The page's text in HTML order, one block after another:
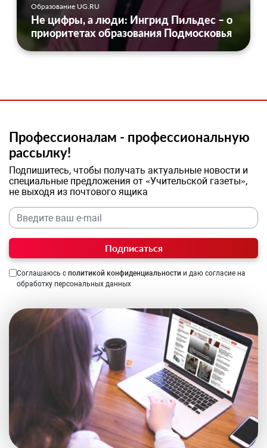
Образование UG.RU
Не цифры, а люди: Ингрид Пильдес – о
приоритетах образования Подмосковья
Профессионалам - профессиональную
рассылку!
Подпишитесь, чтобы получать актуальные новости и
специальные предложения от «Учительской газеты»,
не выходя из почтового ящика
Подписаться
Соглашаюсь с политикой конфиденциальности и даю согласие на
обработку персональных данных